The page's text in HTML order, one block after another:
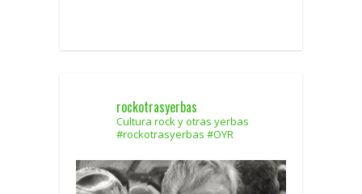
rockotrasyerbas
Cultura rock y otras yerbas
#rockotrasyerbas #OYR